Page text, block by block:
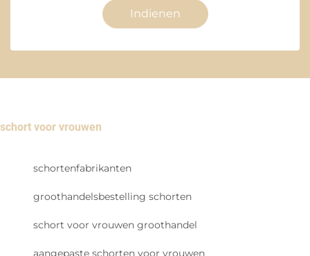
Indienen
schort voor vrouwen
schortenfabrikanten
groothandelsbestelling schorten
schort voor vrouwen groothandel
aangepaste schorten voor vrouwen